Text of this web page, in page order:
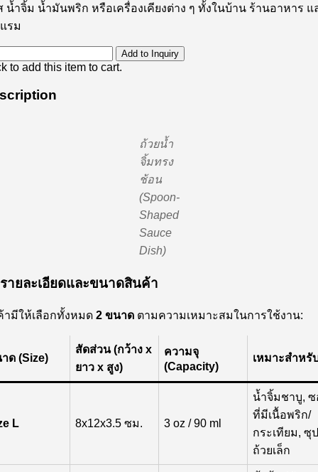
น้ำจิ้ม น้ำมันพริก หรือเครื่องเคียงต่าง ๆ ทั้งในบ้าน ร้านอาหาร แ
รม
Add to Inquiry
to add this item to cart.
ถ้วยน้ำ
จิ้มทรง
ช้อน
(Spoon-
Shaped
Sauce
Dish)
ายละเอียดและขนาดสินค้า
ามีให้เลือกทั้งหมด 2 ขนาด ตามความเหมาะสมในการใช้งาน:
ด (Size)
สัดส่วน (กว้าง x
ยาว x สูง)
ความจุ
(Capacity)
เหมาะสำหรั
L 8x12x3.5 ซม. 3 oz / 90 ml
น้ำจิ้มชาบู,
ที่มีเนื้อพริก/
กระเทียม, ซุป
ถ้วยเล็ก